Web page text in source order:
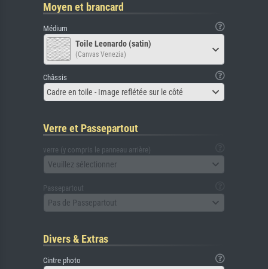
Moyen et brancard
Médium
Toile Leonardo (satin)
(Canvas Venezia)
Châssis
Cadre en toile - Image reflétée sur le côté
Verre et Passepartout
verre (y compris le panneau arrière)
Veuillez sélectionner
Passepartout
Pas de Passepartout
Divers & Extras
Cintre photo